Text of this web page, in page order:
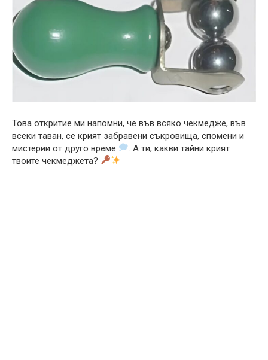
Това откритие ми напомни, че във всяко чекмедже, във
всеки таван, се крият забравени съкровища, спомени и
мистерии от друго време
. А ти, какви тайни крият
твоите чекмеджета?